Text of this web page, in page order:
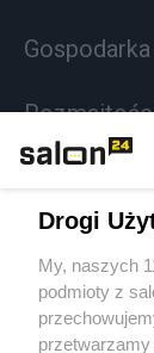
Gospodarka
Sport
Drogi
My, naszych
podmioty z